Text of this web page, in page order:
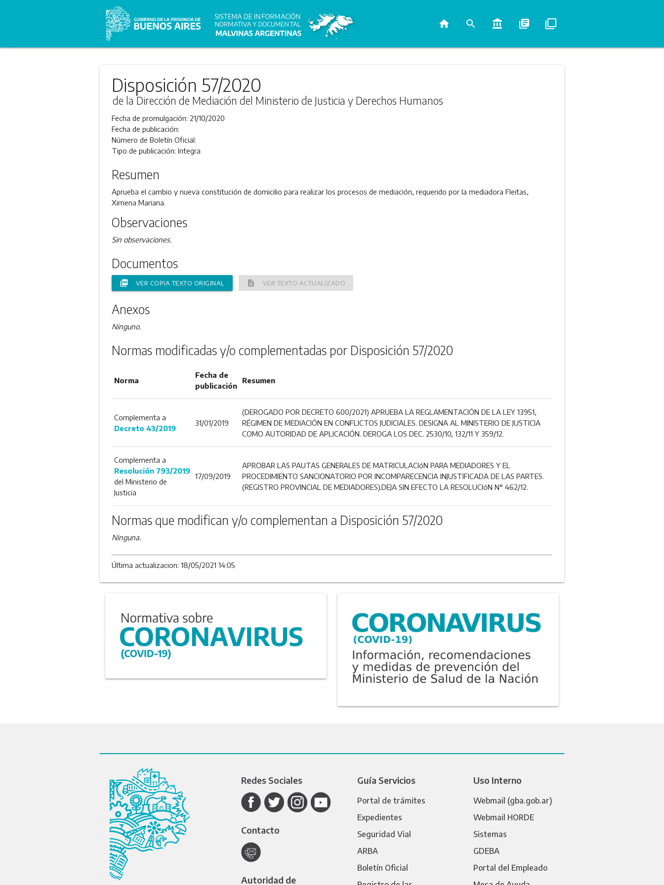
home search account_balance library_books filter_none
Disposición 57/2020
de la Dirección de Mediación del Ministerio de Justicia y Derechos Humanos
Fecha de promulgación: 21/10/2020
Fecha de publicación:
Número de Boletín Oficial:
Tipo de publicación: Integra
Resumen
Aprueba el cambio y nueva constitución de domicilio para realizar los procesos de mediación, requerido por la mediadora Fleitas,
Ximena Mariana.
Observaciones
Sin observaciones.
Documentos
picture_as_pdf VER COPIA TEXTO ORIGINAL description VER TEXTO ACTUALIZADO
Anexos
Ninguno.
Normas modificadas y/o complementadas por Disposición 57/2020
Norma
Fecha de
publicación
Resumen
Complementa a
Decreto 43/2019
31/01/2019
(DEROGADO POR DECRETO 600/2021) APRUEBA LA REGLAMENTACIÓN DE LA LEY 13951,
RÉGIMEN DE MEDIACIÓN EN CONFLICTOS JUDICIALES. DESIGNA AL MINISTERIO DE JUSTICIA
COMO AUTORIDAD DE APLICACIÓN. DEROGA LOS DEC. 2530/10, 132/11 Y 359/12.
Complementa a
Resolución 793/2019
del Ministerio de
Justicia
17/09/2019
APROBAR LAS PAUTAS GENERALES DE MATRICULACIóN PARA MEDIADORES Y EL
PROCEDIMIENTO SANCIONATORIO POR INCOMPARECENCIA INJUSTIFICADA DE LAS PARTES.
(REGISTRO PROVINCIAL DE MEDIADORES).DEJA SIN EFECTO LA RESOLUCIóN N° 462/12.
Normas que modifican y/o complementan a Disposición 57/2020
Ninguna.
Última actualizacion: 18/05/2021 14:05
Redes Sociales
Contacto
Autoridad de
Guía Servicios
Portal de trámites
Expedientes
Seguridad Vial
ARBA
Boletín Oficial
Uso Interno
Webmail (gba.gob.ar)
Webmail HORDE
Sistemas
GDEBA
Portal del Empleado